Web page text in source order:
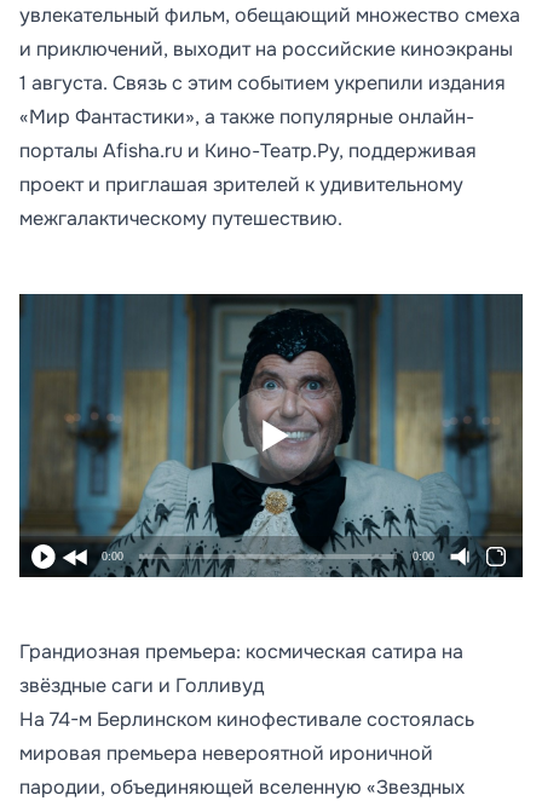
увлекательный фильм, обещающий множество смеха
и приключений, выходит на российские киноэкраны
1 августа. Связь с этим событием укрепили издания
«Мир Фантастики», а также популярные онлайн-
порталы Afisha.ru и Кино-Театр.Ру, поддерживая
проект и приглашая зрителей к удивительному
межгалактическому путешествию.
0:00 0:00
Грандиозная премьера: космическая сатира на
звёздные саги и Голливуд
На 74-м Берлинском кинофестивале состоялась
мировая премьера невероятной ироничной
пародии, объединяющей вселенную «Звездных